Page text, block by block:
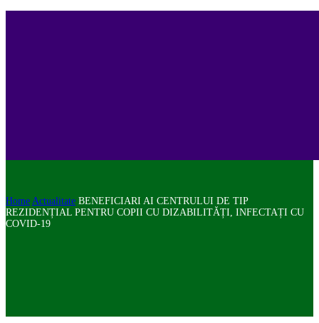
Home Actualitate BENEFICIARI AI CENTRULUI DE TIP
REZIDENȚIAL PENTRU COPII CU DIZABILITĂȚI, INFECTAȚI CU
COVID-19